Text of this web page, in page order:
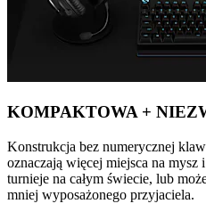
KOMPAKTOWA +
Konstrukcja bez numerycznej
oznaczają więcej miejsca na mysz
turnieje na całym świecie, lub
mniej wyposażonego przyjaciela.